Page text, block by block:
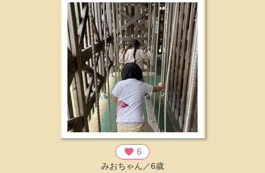
favorite 6
みおちゃん／6歳